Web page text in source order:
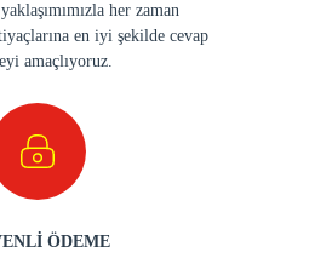
her zaman
en iyi şekilde cevap
amaçlıyoruz.
ÖDEME